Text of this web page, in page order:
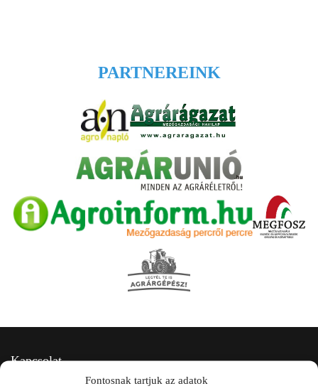
Fontosnak tartjuk az adatok
PARTNEREINK
Kapcsolat